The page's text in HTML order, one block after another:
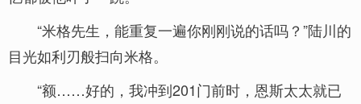
“米格先生，能重复一遍你刚刚说的话吗？”陆川的
目光如利刃般扫向米格。
“额……好的，我冲到201门前时，恩斯太太就已